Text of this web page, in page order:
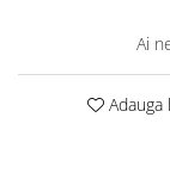
Ai
Adauga